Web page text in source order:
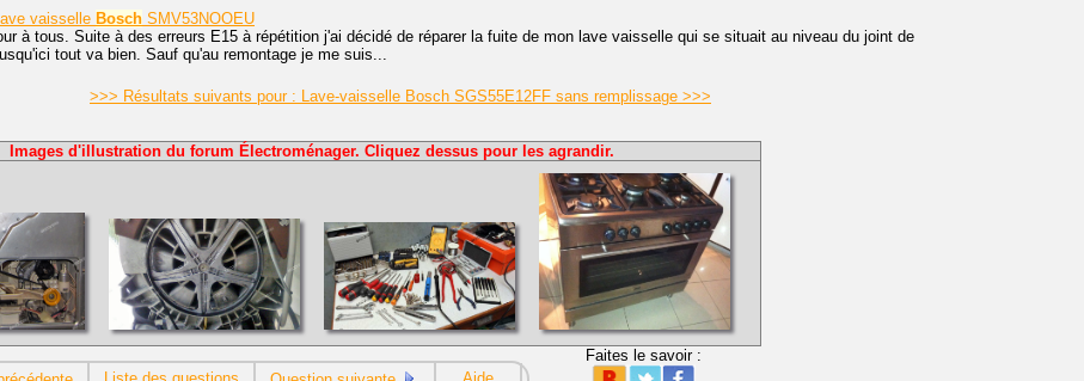
vaisselle Bosch SMV53NOOEU
à tous. Suite à des erreurs E15 à répétition j'ai décidé de réparer la fuite de mon lave vaisselle qui se situait au niveau du joint de
tout va bien. Sauf qu'au remontage je me suis...
>>> Résultats suivants pour : Lave-vaisselle Bosch SGS55E12FF sans remplissage >>>
Images d'illustration du forum Électroménager. Cliquez dessus pour les agrandir.
Faites le savoir :